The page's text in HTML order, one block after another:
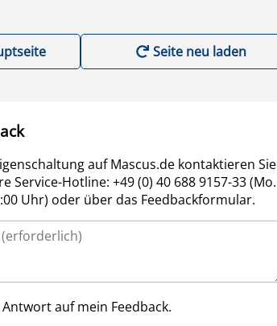
Seite neu laden
auf Mascus.de kontaktieren Sie
Service-Hotline: +49 (0) 40 688 9157-33 (Mo.
Uhr) oder über das Feedbackformular.
auf mein Feedback.